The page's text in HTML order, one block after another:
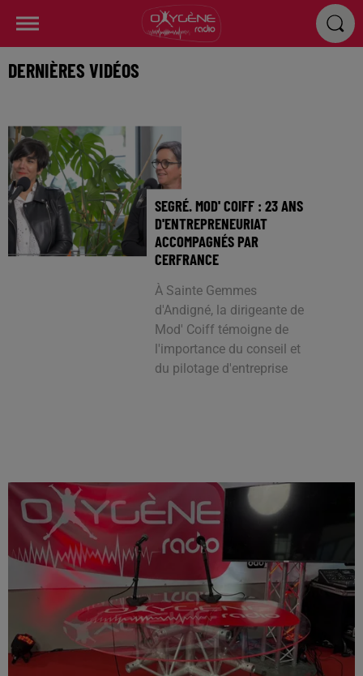
DERNIÈRES VIDÉOS
SEGRÉ. MOD' COIFF : 23 ANS
D'ENTREPRENEURIAT
ACCOMPAGNÉS PAR
CERFRANCE
À Sainte Gemmes
d'Andigné, la dirigeante de
Mod' Coiff témoigne de
l'importance du conseil et
du pilotage d'entreprise